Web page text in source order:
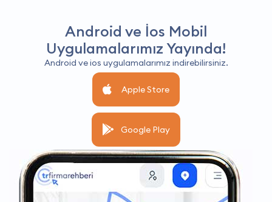
Android ve İos Mobil
Uygulamalarımız Yayında!
Android ve ios uygulamalarımız indirebilirsiniz.
Apple Store
Google Play